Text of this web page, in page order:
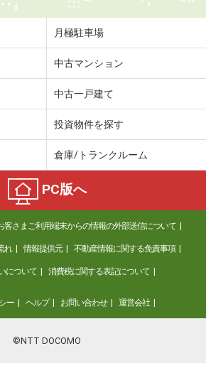
月極駐車場
中古マンション
中古一戸建て
投資物件を探す
倉庫/トランクルーム
PC版へ
客さまご利用端末からの情報の外部送信について
れ 情報提供元 不動産情報に関する免責事項
について 消費税に関する表記について
ー ヘルプ お問い合わせ 運営会社
©NTT DOCOMO